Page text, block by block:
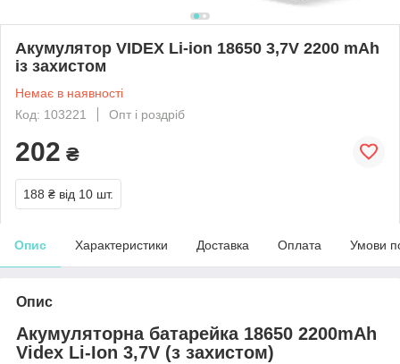
Акумулятор VIDEX Li-ion 18650 3,7V 2200 mAh
із захистом
Немає в наявності
Код: 103221
Опт і роздріб
202 ₴
188 ₴ від 10 шт.
Опис Характеристики Доставка Оплата Умови
Опис
Акумуляторна батарейка 18650 2200mAh
Videx Li-Ion 3,7V (з захистом)